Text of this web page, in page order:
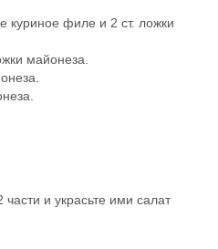
куриное филе и 2 ст. ложки
майонеза.
и украсьте ими салат